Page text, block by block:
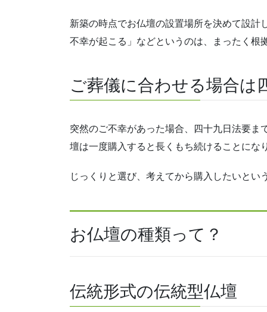
新築の時点でお仏壇の設置場所を決めて設計
不幸が起こる」などというのは、まったく根
ご葬儀に合わせる場合は
突然のご不幸があった場合、
四十九日法要ま
壇は一度購入すると長くもち続けることにな
じっくりと選び、考えてから購入したいと
お仏壇の種類って？
伝統形式の伝統型仏壇